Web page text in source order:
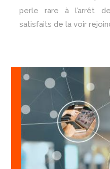
perle rare à l’arrêt
satisfaits de la voir